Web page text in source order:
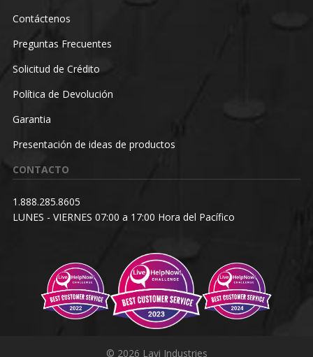
Contáctenos
Preguntas Frecuentes
Solicitud de Crédito
Política de Devolución
Garantia
Presentación de ideas de productos
CONTACTO
1.888.285.8605
LUNES - VIERNES 07:00 a 17:00 Hora del Pacífico
© 2026 Lavi Industries